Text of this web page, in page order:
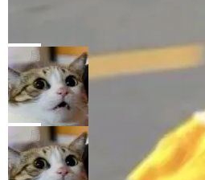
Harness 负责把能力落到真实环境中
具、读写文件、管理上下文、处理错误
环。崔添翼招人的标...
理解、推理、生成与编辑，还仅以 8B-
量大小，将能力推进到4K、更精细的
更复杂的视觉控制和可持续迭代编辑。
1，U1.5-Lite-Preview 在以下方向上
提升： 原生支持4K图像生成； 更精
理、细节与真实世界质感； 更准确的
生成与复杂版式组织； 更稳定的图...
nap。这次是 hwctl——一个用来检查
硬件认证状态的命令行工具。
Alan Griffiths 在邮件列表中说得很直
tl 是一个 Ubuntu 专有的包，它和它
是 Ubuntu 专有的，不会用在其他发
所以 deb 版本的受众实际上为零。既
untu 用户在用，那用 snap 打包就没
局
Dario Amodei 担心新人来
只为金钱，不为使命
顶级 AI 研究员在两家公司之间来回
隔了几天。 Lilian Weng 上周刚宣布
离开 Thinking Machines Lab，说自
创始人的角色「太累了」。几天后，
局
FFmpeg 9.0 发布